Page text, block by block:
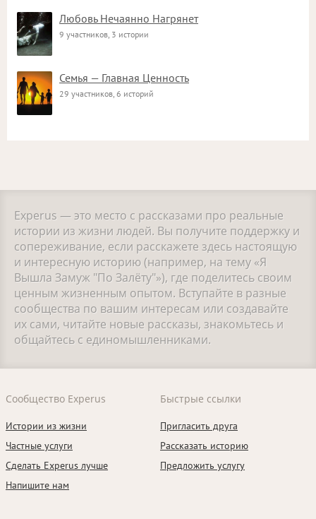
Любовь Нечаянно Нагрянет
9 участников, 3 истории
Семья — Главная Ценность
29 участников, 6 историй
Experus — это место с рассказами про реальные
истории из жизни людей. Вы получите поддержку и
сопереживание, если расскажете здесь настоящую
и интересную историю (например, на тему «Я
Вышла Замуж "По Залёту"»), где поделитесь своим
ценным жизненным опытом. Вступайте в разные
сообщества по вашим интересам или создавайте
их сами, читайте новые рассказы, знакомьтесь и
общайтесь с единомышленниками.
Сообщество Experus
Истории из жизни
Частные услуги
Сделать Experus лучше
Напишите нам
Быстрые ссылки
Пригласить друга
Рассказать историю
Предложить услугу